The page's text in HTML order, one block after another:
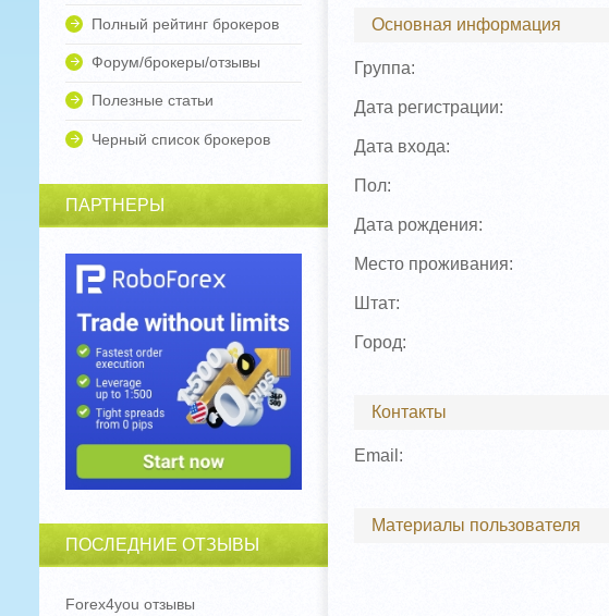
Основная информация
Группа:
Дата регистрации:
Дата входа:
Пол:
Дата рождения:
Место проживания:
Штат:
Город:
Контакты
Email:
Материалы пользователя
Полный рейтинг брокеров
Форум/брокеры/отзывы
Полезные статьи
Черный список брокеров
ПАРТНЕРЫ
ПОСЛЕДНИЕ ОТЗЫВЫ
Forex4you отзывы